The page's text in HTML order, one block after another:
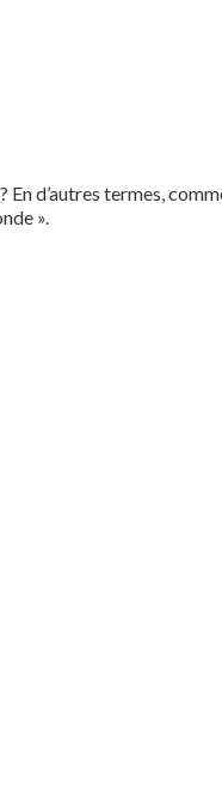
d’autres termes,
».